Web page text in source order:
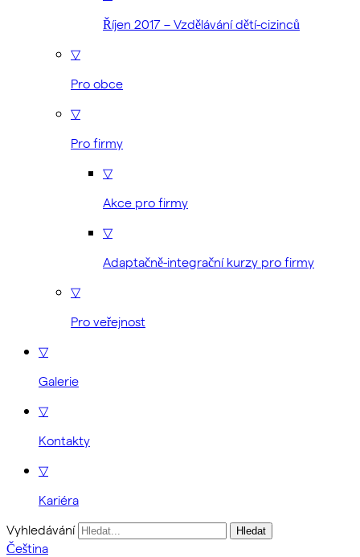
Říjen 2017 – Vzdělávání dětí-cizinců
▽
Pro obce
▽
Pro firmy
▽
Akce pro firmy
▽
Adaptačně-integrační kurzy pro firmy
▽
Pro veřejnost
▽
Galerie
▽
Kontakty
▽
Kariéra
Vyhledávání
Čeština